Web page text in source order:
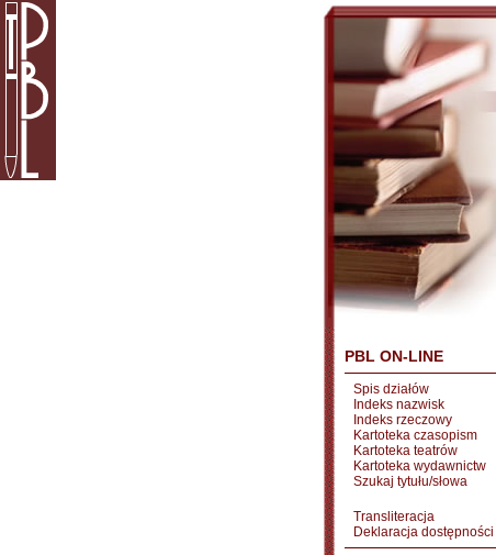
PBL ON-LINE
Spis działów
Indeks nazwisk
Indeks rzeczowy
Kartoteka czasopism
Kartoteka teatrów
Kartoteka wydawnictw
Szukaj tytułu/słowa
Transliteracja
Deklaracja dostępności